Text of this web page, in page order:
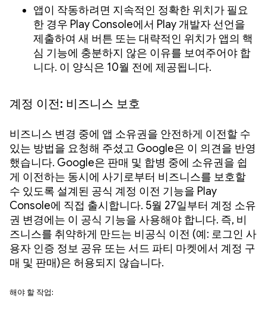
앱이 작동하려면 지속적인 정확한 위치가 필요
한 경우 Play Console에서 Play 개발자 선언을
제출하여 새 버튼 또는 대략적인 위치가 앱의 핵
심 기능에 충분하지 않은 이유를 보여주어야 합
니다. 이 양식은 10월 전에 제공됩니다.
계정 이전: 비즈니스 보호
비즈니스 변경 중에 앱 소유권을 안전하게 이전할 수
있는 방법을 요청해 주셨고 Google은 이 의견을 반영
했습니다. Google은 판매 및 합병 중에 소유권을 쉽
게 이전하는 동시에 사기로부터 비즈니스를 보호할
수 있도록 설계된 공식 계정 이전 기능을 Play
Console에 직접 출시합니다. 5월 27일부터 계정 소유
권 변경에는 이 공식 기능을 사용해야 합니다. 즉, 비
즈니스를 취약하게 만드는 비공식 이전 (예: 로그인 사
용자 인증 정보 공유 또는 서드 파티 마켓에서 계정 구
매 및 판매)은 허용되지 않습니다.
해야 할 작업: